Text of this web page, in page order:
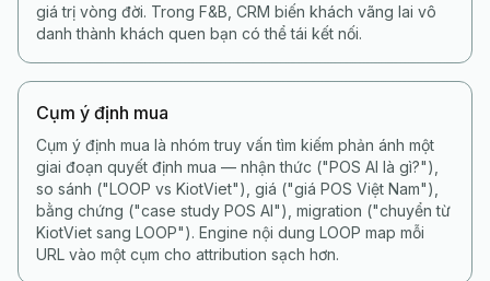
giá trị vòng đời. Trong F&B, CRM biến khách vãng lai vô
danh thành khách quen bạn có thể tái kết nối.
Cụm ý định mua
Cụm ý định mua là nhóm truy vấn tìm kiếm phản ánh một
giai đoạn quyết định mua — nhận thức ("POS AI là gì?"),
so sánh ("LOOP vs KiotViet"), giá ("giá POS Việt Nam"),
bằng chứng ("case study POS AI"), migration ("chuyển từ
KiotViet sang LOOP"). Engine nội dung LOOP map mỗi
URL vào một cụm cho attribution sạch hơn.